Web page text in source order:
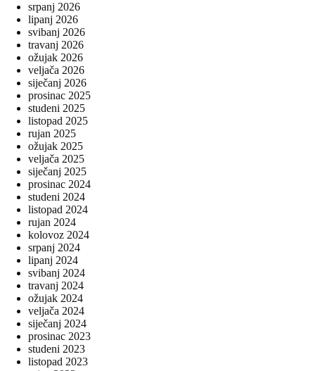
srpanj 2026
lipanj 2026
svibanj 2026
travanj 2026
ožujak 2026
veljača 2026
siječanj 2026
prosinac 2025
studeni 2025
listopad 2025
rujan 2025
ožujak 2025
veljača 2025
siječanj 2025
prosinac 2024
studeni 2024
listopad 2024
rujan 2024
kolovoz 2024
srpanj 2024
lipanj 2024
svibanj 2024
travanj 2024
ožujak 2024
veljača 2024
siječanj 2024
prosinac 2023
studeni 2023
listopad 2023